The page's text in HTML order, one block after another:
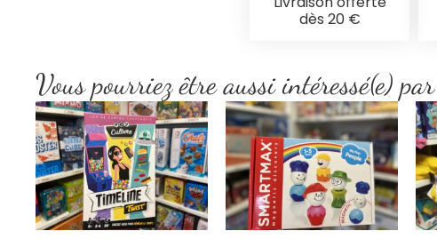
dès 20 €
Vous pourriez être aussi intéressé(e)